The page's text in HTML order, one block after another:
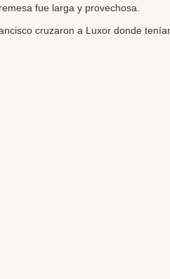
fue larga y provechosa.
cruzaron a Luxor donde